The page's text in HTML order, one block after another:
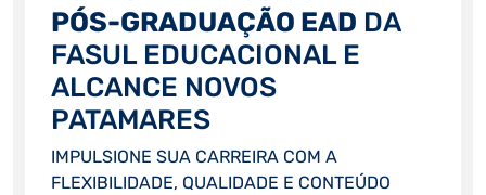
PÓS-GRADUAÇÃO EAD DA
FASUL EDUCACIONAL E
ALCANCE NOVOS
PATAMARES
IMPULSIONE SUA CARREIRA COM A
FLEXIBILIDADE, QUALIDADE E CONTEÚDO